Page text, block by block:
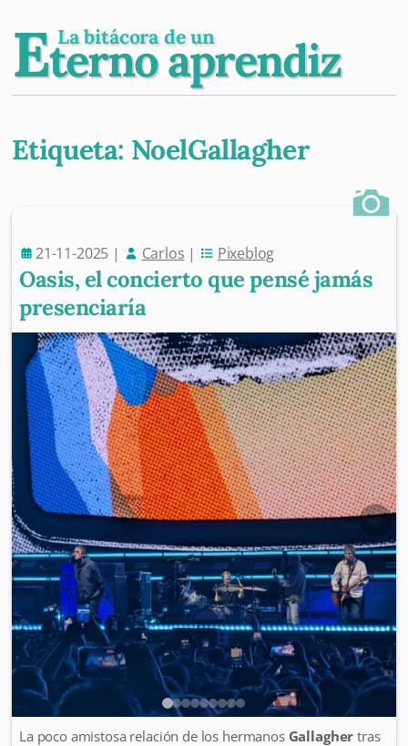
Eterno aprendiz
La bitácora de un
Etiqueta: NoelGallagher
21-11-2025 | Carlos | Pixeblog
Oasis, el concierto que pensé jamás
presenciaría
La poco amistosa relación de los hermanos Gallagher tras